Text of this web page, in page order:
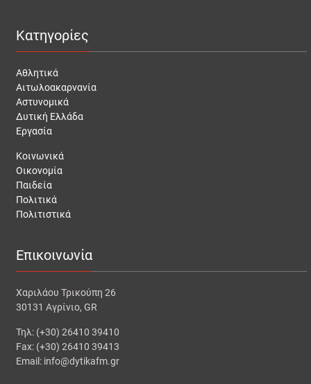
Κατηγορίες
Αθλητικά
Αιτωλοακαρνανία
Αστυνομικά
Δυτική Ελλάδα
Εργασία
Κοινωνικά
Οικονομία
Παιδεία
Πολιτικά
Πολιτιστικά
Επικοινωνία
Χαριλάου Τρικούπη 26
30131 Αγρίνιο, GR
Τηλ: (+30) 26410 39410
Fax: (+30) 26410 39413
Email: info@dytikafm.gr